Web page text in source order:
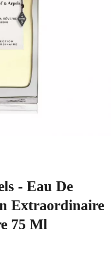
- Eau De
Extraordinaire
75 Ml